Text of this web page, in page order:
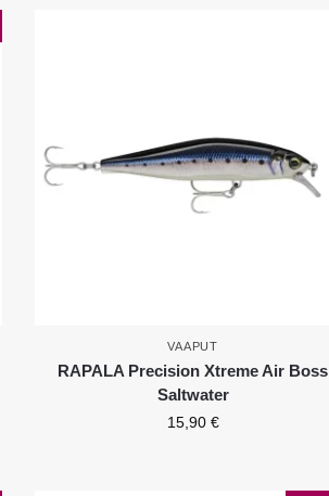
VAAPUT
RAPALA Precision Xtreme Air Boss
Saltwater
15,90 €